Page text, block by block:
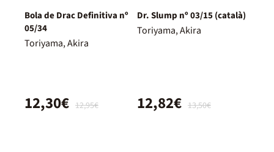
Bola de Drac Definitiva nº
05/34
Toriyama, Akira
12,95€
12,30€
Dr. Slump nº 03/15 (català)
Toriyama, Akira
13,50€
12,82€